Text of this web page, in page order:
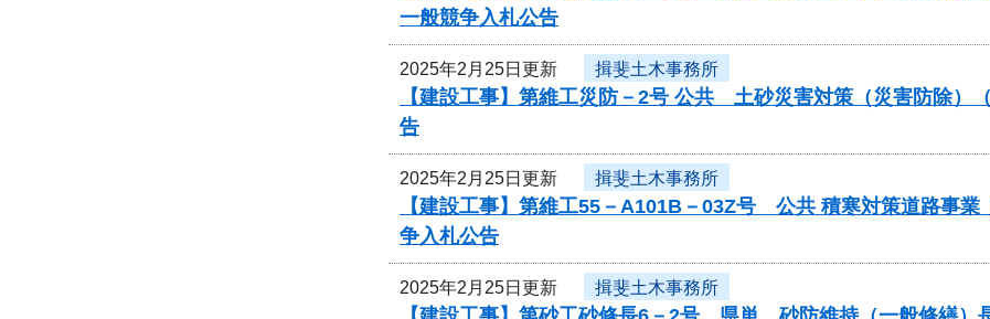
一般競争入札公告
2025年2月25日更新 揖斐土木事務所
【建設工事】第維工災防－2号 公共 土砂災害対策（災害防除）
告
2025年2月25日更新 揖斐土木事務所
【建設工事】第維工55－A101B－03Z号 公共 積寒対策道路事
争入札公告
2025年2月25日更新 揖斐土木事務所